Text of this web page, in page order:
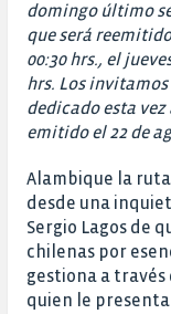
domingo último
que será
00:30 hrs., el
hrs. Los
dedicado esta vez
emitido el 22 de
Alambique la
desde una
Sergio Lagos de
chilenas por
gestiona a través
quien le presenta